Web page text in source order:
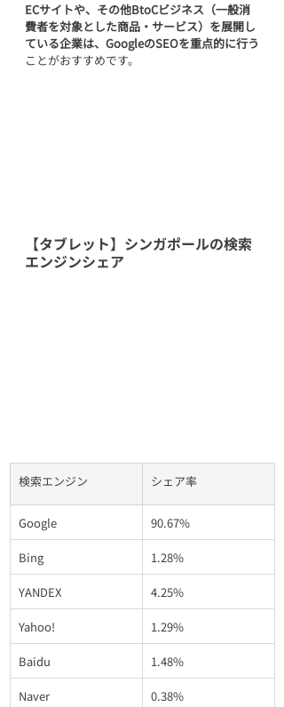
ECサイトや、その他BtoCビジネス（一般消
費者を対象とした商品・サービス）を展開し
ている企業は、GoogleのSEOを重点的に行う
ことがおすすめです。
【タブレット】シンガポールの検索
エンジンシェア
検索エンジン シェア率
Google 90.67%
Bing 1.28%
YANDEX 4.25%
Yahoo! 1.29%
Baidu 1.48%
Naver 0.38%